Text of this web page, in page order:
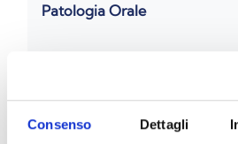
Consenso Dettagli
Patologia Orale